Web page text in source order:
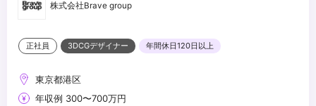
株式会社Brave group
正社員 3DCGデザイナー 年間休日120日以上
東京都港区
年収例 300〜700万円